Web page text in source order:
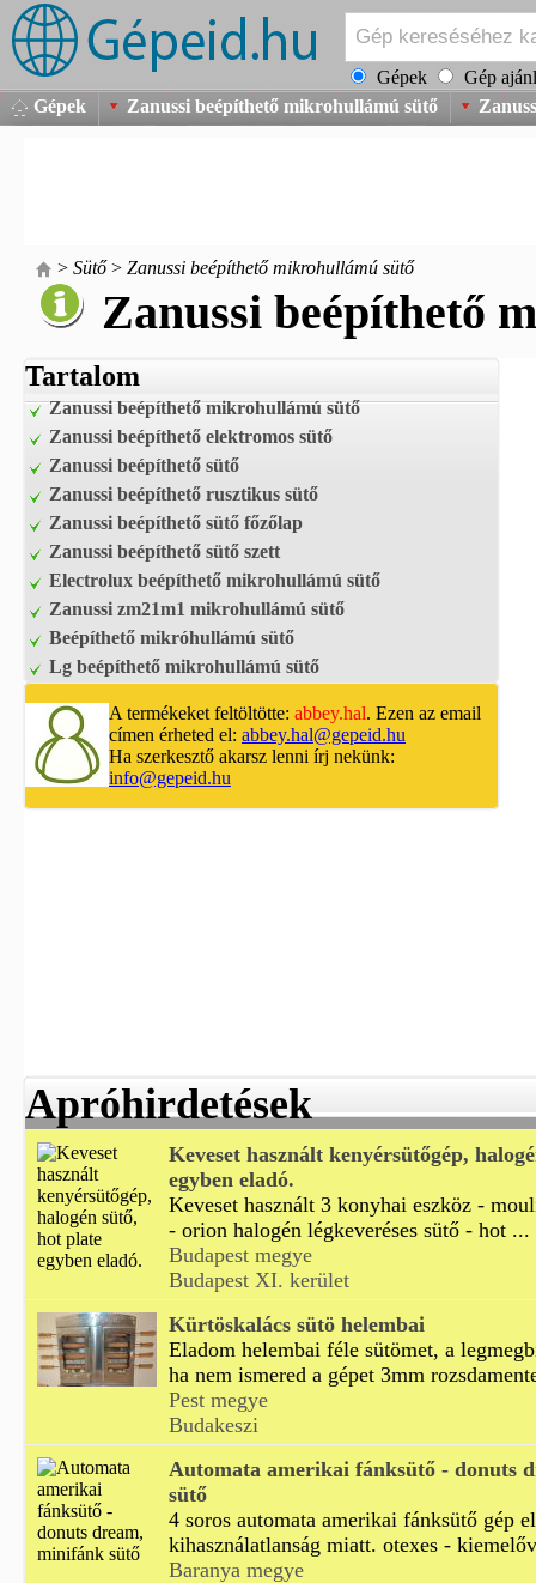
Gépek
Gép
Gépek
Zanussi beépíthető mikrohullámú sütő
> Sütő> Zanussi beépíthető mikrohullámú sütő
Zanussi beépíthető
Tartalom
Zanussi beépíthető mikrohullámú sütő
Zanussi beépíthető elektromos sütő
Zanussi beépíthető sütő
Zanussi beépíthető rusztikus sütő
Zanussi beépíthető sütő főzőlap
Zanussi beépíthető sütő szett
Electrolux beépíthető mikrohullámú sütő
Zanussi zm21m1 mikrohullámú sütő
Beépíthető mikróhullámú sütő
Lg beépíthető mikrohullámú sütő
A termékeket feltöltötte: abbey.hal. Ezen az email
címen érheted el: abbey.hal@gepeid.hu
Ha szerkesztő akarsz lenni írj nekünk:
info@gepeid.hu
Apróhirdetések
Keveset használt kenyérsütőgép,
egyben eladó.
Keveset használt 3 konyhai eszköz -
- orion halogén légkeveréses sütő - hot ...
Budapest megye
Budapest XI. kerület
Kürtöskalács sütö helembai
Eladom helembai féle sütömet, a
ha nem ismered a gépet 3mm
Pest megye
Budakeszi
Automata amerikai fánksütő - donuts
sütő
4 soros automata amerikai fánksütő gép
kihasználatlanság miatt. otexes -
Baranya megye